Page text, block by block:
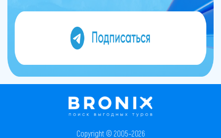
Copyright © 2005–2026